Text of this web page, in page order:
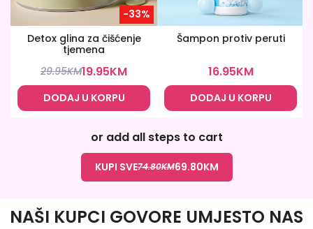
-33%
Detox glina za čišćenje
tjemena
29.95KM19.95KM
DODAJ U KORPU
Šampon protiv peruti
16.95KM
DODAJ U KORPU
or add all steps to cart
KUPI SVE74.80KM69.80KM
NAŠI KUPCI GOVORE UMJESTO NAS